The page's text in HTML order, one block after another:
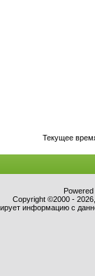
Текущее
Copyright ©2000 -
информацию с